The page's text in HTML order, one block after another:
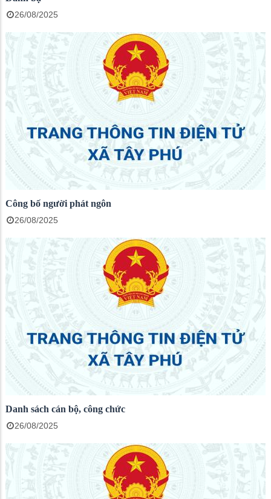
26/08/2025
Công bố người phát ngôn
26/08/2025
Danh sách cán bộ, công chức
26/08/2025